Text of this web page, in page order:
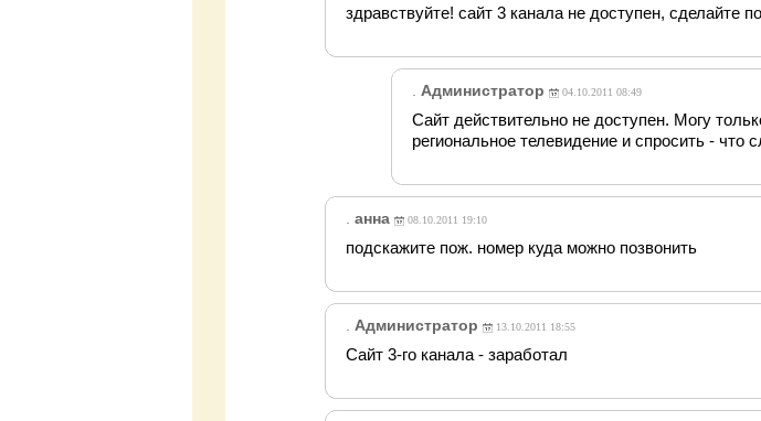
здравствуйте! сайт 3 канала не доступен, сделайте
Администратор 04.10.2011 08:49
Сайт действительно не доступен. Могу
региональное телевидение и спросить - что
анна 08.10.2011 19:10
подскажите пож. номер куда можно позвонить
Администратор 13.10.2011 18:55
Сайт 3-го канала - заработал